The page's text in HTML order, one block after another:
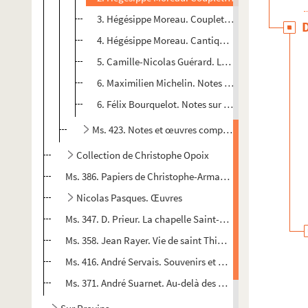
3. Hégésippe Moreau. Couplets inspirés par
4. Hégésippe Moreau. Cantique du missionnaire
5. Camille-Nicolas Guérard. Lettre à Félix
6. Maximilien Michelin. Notes sur la visite de
6. Félix Bourquelot. Notes sur la visite de Charles
Ms. 423. Notes et œuvres compilées par Alphonse
Collection de Christophe Opoix
Ms. 386. Papiers de Christophe-Armand Opoix
Nicolas Pasques. Œuvres
Ms. 347. D. Prieur. La chapelle Saint-Edme à Soisy-en-Brie
Ms. 358. Jean Rayer. Vie de saint Thibault de Provins,
Ms. 416. André Servais. Souvenirs et choses vues 1914-1917
Ms. 371. André Suarnet. Au-delà des barbelés